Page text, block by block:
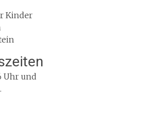
Kinder
Uhr und